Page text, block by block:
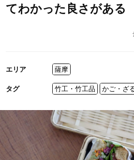
てわかった良さがある
エリア 薩摩
タグ 竹工・竹工品 かご・ざ